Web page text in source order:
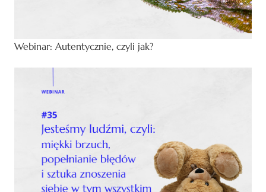
Webinar: Autentycznie, czyli jak?